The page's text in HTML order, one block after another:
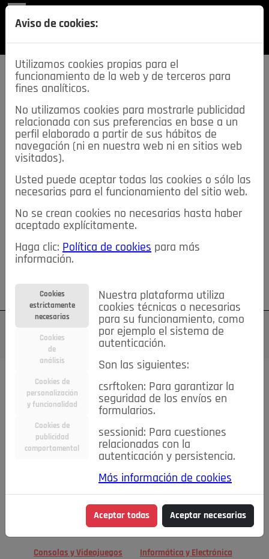
SECCIONES
descarga esta
REVISTA
≡NOTICIAS
NOTICIAS SERVICIOS DE INTERÉS
TABLÓN DE ANUNCIOS MIS ANUNCIOS CONTACTO
NOSOTROS
Su cuenta Regístrese ¿Olvidó su contraseña?
TODAS Deporte Bicicletas Deportes y Ocio
Electrodomésticos
Niños y Bebés Inmobiliaria Construcción y Reformas
Moda Accesorios Ropa Motor
Motor y Accesorios Motos Ocio
Cine, Libros y Música Coleccionismo Otros
Consolas y Videojuegos Informática y Electrónica
Aviso de cookies:
Utilizamos cookies propias para el
funcionamiento de la web y de terceros para
fines analíticos.
No utilizamos cookies para mostrarle publicidad
relacionada con sus preferencias en base a un
perfil elaborado a partir de sus hábitos de
navegación (ni en nuestra web ni en sitios web
visitados).
Usted puede aceptar todas las cookies o sólo las
necesarias para el funcionamiento del sitio web.
No se crean cookies no necesarias hasta haber
aceptado explícitamente.
Haga clic: Política de cookies para más
información.
Cookies
estrictamente
necesarias
Cookies
de
análisis
Cookies de
personalización
y funcionalidad
Cookies de
publicidad
comportamental
Nuestra plataforma utiliza
cookies técnicas o necesarias
para su funcionamiento, como
por ejemplo el sistema de
autenticación.
Son las siguientes:
csrftoken: Para garantizar la
seguridad de los envíos en
formularios.
sessionid: Para cuestiones
relacionadas con la
autenticación y persistencia.
Más información de cookies
Aceptar todas Aceptar necesarias